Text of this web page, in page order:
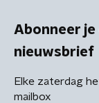
Abonneer
nieuwsbrief
Elke zaterdag
mailbox